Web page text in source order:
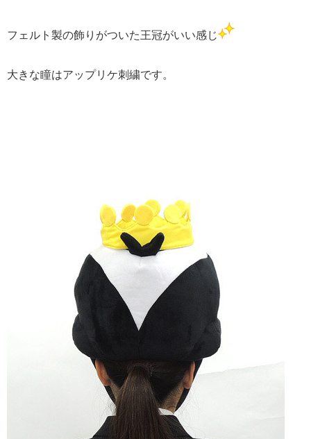
フェルト製の飾りがついた王冠がいい感じ
大きな瞳はアップリケ刺繍です。